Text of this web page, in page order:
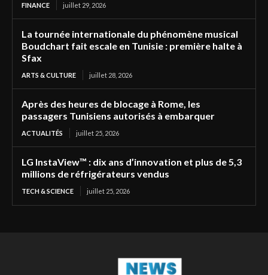
FINANCE juillet 29, 2026
La tournée internationale du phénomène musical
Boudchart fait escale en Tunisie : première halte à
Sfax
ARTS & CULTURE juillet 28, 2026
Après des heures de blocage à Rome, les
passagers Tunisiens autorisés à embarquer
ACTUALITÉS juillet 25, 2026
LG InstaView™ : dix ans d’innovation et plus de 5,3
millions de réfrigérateurs vendus
TECH & SCIENCE juillet 25, 2026